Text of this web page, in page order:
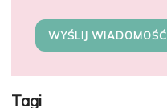
WYŚLIJ WIADOMOŚĆ
Tagi